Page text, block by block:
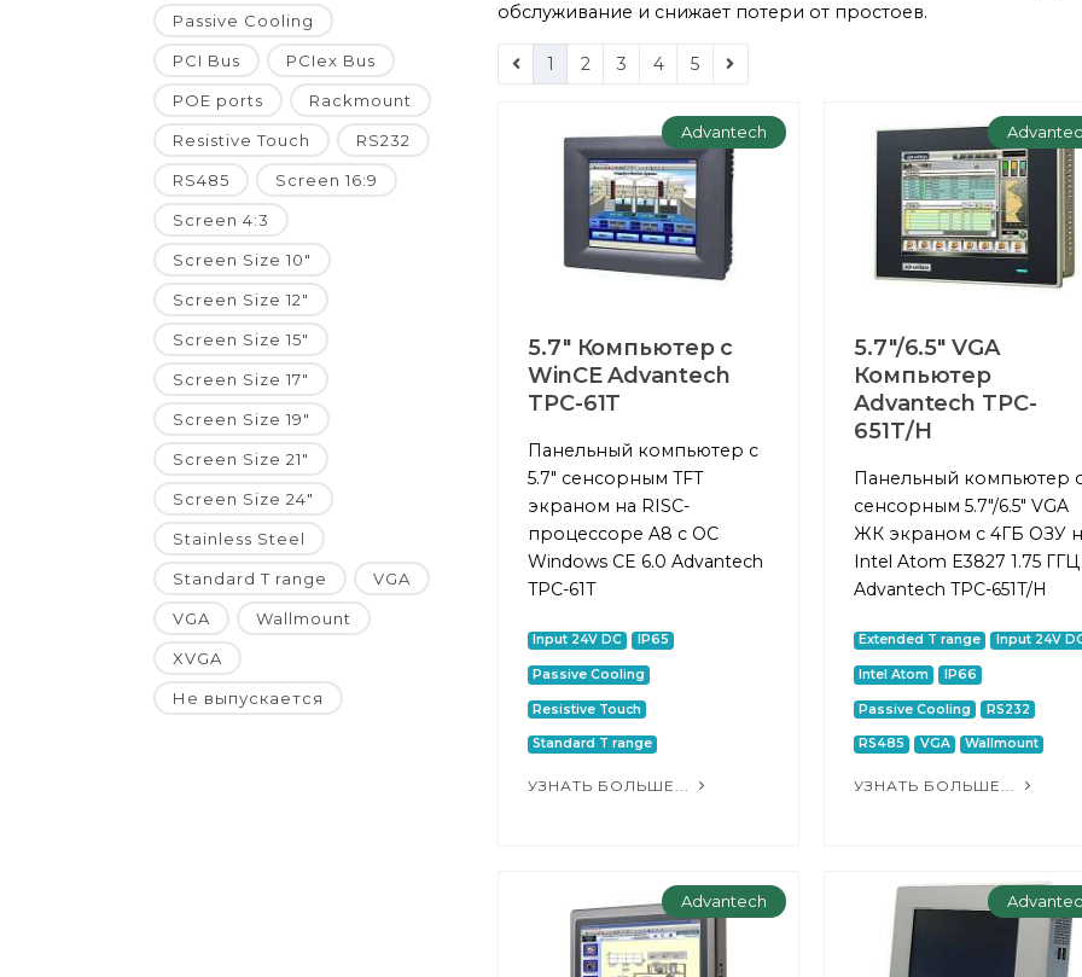
Passive Cooling
PCI Bus PCIex Bus
POE ports Rackmount
Resistive Touch RS232
RS485 Screen 16:9
Screen 4:3
Screen Size 10"
Screen Size 12"
Screen Size 15"
Screen Size 17"
Screen Size 19"
Screen Size 21"
Screen Size 24"
Stainless Steel
Standard T range VGA
VGA Wallmount
XVGA
Не выпускается
обслуживание и снижает потери от простоев.
1 2 3 4 5
Advantech
5.7" Компьютер с
WinCE Advantech
TPC-61T
Панельный компьютер с
5.7" сенсорным TFT
экраном на RISC-
процессоре A8 с ОС
Windows CE 6.0 Advantech
TPC-61T
Input 24V DC IP65
Passive Cooling
Resistive Touch
Standard T range
УЗНАТЬ БОЛЬШЕ...
5.7"/6.5" VGA
Компьютер
Advantech TPC-
651T/H
Панельный компьютер
сенсорным 5.7"/6.5" VGA
ЖК экраном с 4ГБ ОЗУ
Intel Atom E3827 1.75 ГГЦ
Advantech TPC-651T/H
Extended T range Input 24V
Intel Atom IP66
Passive Cooling RS232
RS485 VGA Wallmount
УЗНАТЬ БОЛЬШЕ...
Advantech